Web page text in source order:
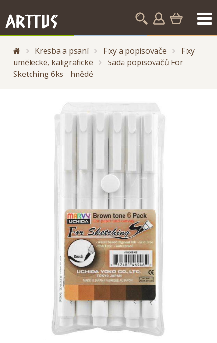
Kresba a psaní Fixy a popisovače
Fixy
umělecké, kaligrafické
Sada popisovačů For
Sketching 6ks - hnědé